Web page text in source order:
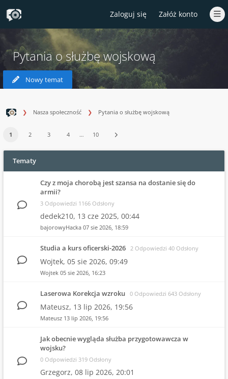
Zaloguj się Załóż konto
Pytania o służbę wojskową
Nowy temat
Nasza społeczność Pytania o służbę wojskową
1 2 3 4 … 10
Tematy
Czy z moja chorobą jest szansa na dostanie się do
armii?
3 Odpowiedzi 1166 Odsłony
dedek210, 13 cze 2025, 00:44
bajorowyHacka 07 sie 2026, 18:59
Studia a kurs oficerski-2026 2 Odpowiedzi 40 Odsłony
Wojtek, 05 sie 2026, 09:49
Wojtek 05 sie 2026, 16:23
Laserowa Korekcja wzroku 0 Odpowiedzi 643 Odsłony
Mateusz, 13 lip 2026, 19:56
Mateusz 13 lip 2026, 19:56
Jak obecnie wygląda służba przygotowawcza w
wojsku?
0 Odpowiedzi 319 Odsłony
Grzegorz, 08 lip 2026, 20:01